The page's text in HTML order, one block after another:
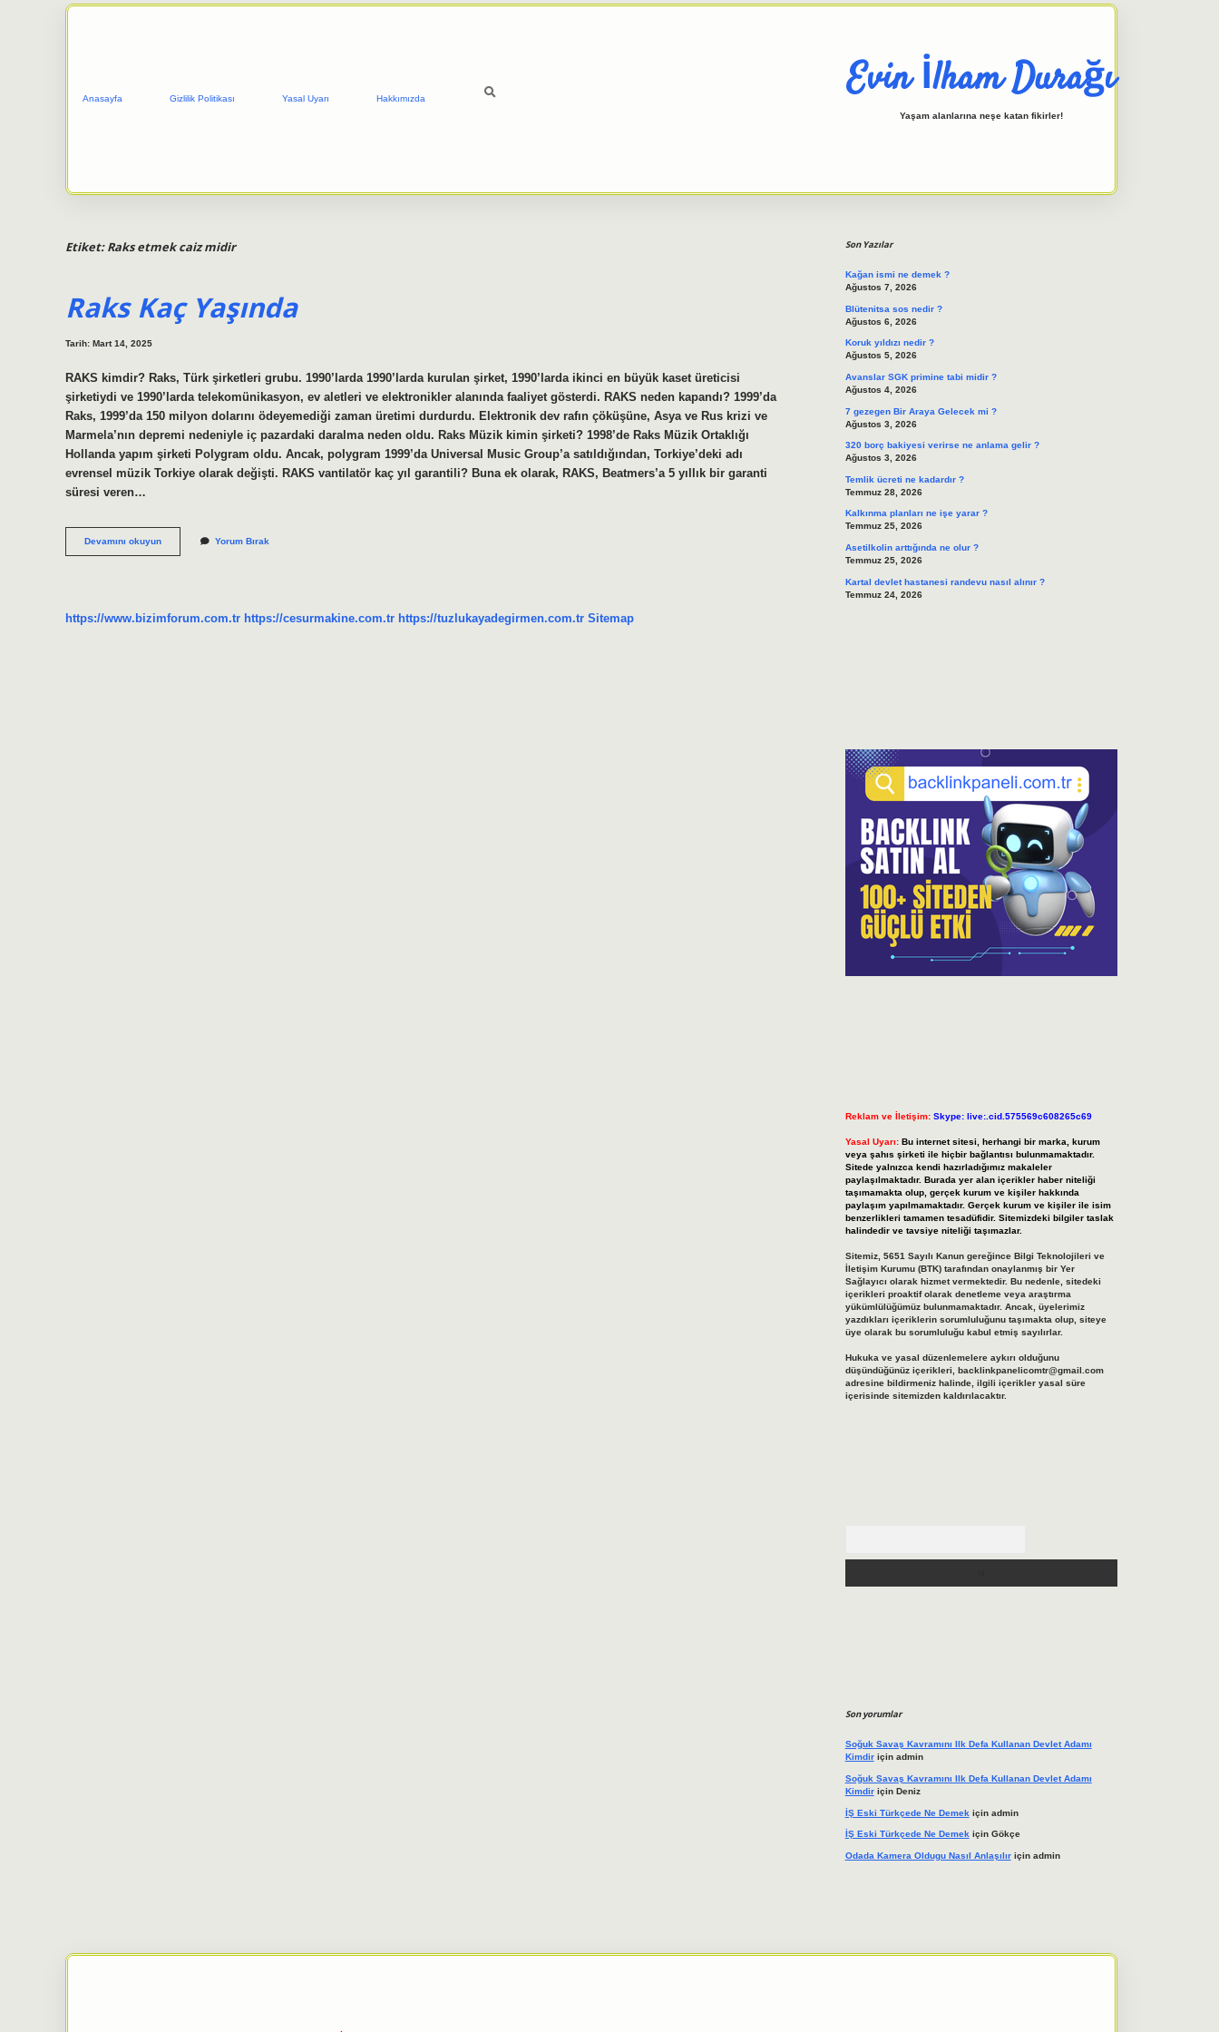
Anasayfa Gizlilik Politikası Yasal Uyarı Hakkımızda Evin İlham Durağı
Yaşam alanlarına neşe katan fikirler!
Etiket:Raks etmek caiz midir
Raks Kaç Yaşında
Tarih: Mart 14, 2025
RAKS kimdir? Raks, Türk şirketleri grubu. 1990’larda 1990’larda kurulan şirket, 1990’larda ikinci en büyük kaset üreticisi
şirketiydi ve 1990’larda telekomünikasyon, ev aletleri ve elektronikler alanında faaliyet gösterdi. RAKS neden kapandı? 1999’da
Raks, 1999’da 150 milyon dolarını ödeyemediği zaman üretimi durdurdu. Elektronik dev rafın çöküşüne, Asya ve Rus krizi ve
Marmela’nın depremi nedeniyle iç pazardaki daralma neden oldu. Raks Müzik kimin şirketi? 1998’de Raks Müzik Ortaklığı
Hollanda yapım şirketi Polygram oldu. Ancak, polygram 1999’da Universal Music Group’a satıldığından, Torkiye’deki adı
evrensel müzik Torkiye olarak değişti. RAKS vantilatör kaç yıl garantili? Buna ek olarak, RAKS, Beatmers’a 5 yıllık bir garanti
süresi veren…
Devamını okuyunRaks
Kaç
Yorum Bırak
https://www.bizimforum.com.tr https://cesurmakine.com.tr https://tuzlukayadegirmen.com.tr Sitemap
Son Yazılar
Kağan ismi ne demek ?
Ağustos 7, 2026
Blütenitsa sos nedir ?
Ağustos 6, 2026
Koruk yıldızı nedir ?
Ağustos 5, 2026
Avanslar SGK primine tabi midir ?
Ağustos 4, 2026
7 gezegen Bir Araya Gelecek mi ?
Ağustos 3, 2026
320 borç bakiyesi verirse ne anlama gelir ?
Ağustos 3, 2026
Temlik ücreti ne kadardır ?
Temmuz 28, 2026
Kalkınma planları ne işe yarar ?
Temmuz 25, 2026
Asetilkolin arttığında ne olur ?
Temmuz 25, 2026
Kartal devlet hastanesi randevu nasıl alınır ?
Temmuz 24, 2026
Reklam ve İletişim: Skype: live:.cid.575569c608265c69
Yasal Uyarı: Bu internet sitesi, herhangi bir marka, kurum
veya şahıs şirketi ile hiçbir bağlantısı bulunmamaktadır.
Sitede yalnızca kendi hazırladığımız makaleler
paylaşılmaktadır. Burada yer alan içerikler haber niteliği
taşımamakta olup, gerçek kurum ve kişiler hakkında
paylaşım yapılmamaktadır. Gerçek kurum ve kişiler ile isim
benzerlikleri tamamen tesadüfidir. Sitemizdeki bilgiler taslak
halindedir ve tavsiye niteliği taşımazlar.
Sitemiz, 5651 Sayılı Kanun gereğince Bilgi Teknolojileri ve
İletişim Kurumu (BTK) tarafından onaylanmış bir Yer
Sağlayıcı olarak hizmet vermektedir. Bu nedenle, sitedeki
içerikleri proaktif olarak denetleme veya araştırma
yükümlülüğümüz bulunmamaktadır. Ancak, üyelerimiz
yazdıkları içeriklerin sorumluluğunu taşımakta olup, siteye
üye olarak bu sorumluluğu kabul etmiş sayılırlar.
Hukuka ve yasal düzenlemelere aykırı olduğunu
düşündüğünüz içerikleri, backlinkpanelicomtr@gmail.com
adresine bildirmeniz halinde, ilgili içerikler yasal süre
içerisinde sitemizden kaldırılacaktır.
Son yorumlar
Soğuk Savaş Kavramını Ilk Defa Kullanan Devlet Adamı
Kimdiriçin admin
Soğuk Savaş Kavramını Ilk Defa Kullanan Devlet Adamı
Kimdiriçin Deniz
İŞ Eski Türkçede Ne Demek için admin
İŞ Eski Türkçede Ne Demek için Gökçe
Odada Kamera Oldugu Nasıl Anlaşılıriçin admin